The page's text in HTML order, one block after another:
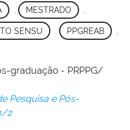
MESTRADO
SENSU , PPGREAB
graduação - PRPPG/
Pesquisa e Pós-
2